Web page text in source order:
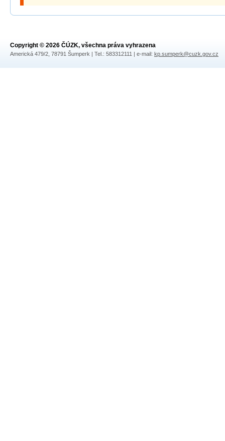
Copyright © 2026 ČÚZK, všechna práva vyhrazena
Americká 479/2, 78791 Šumperk | Tel.: 583312111 | e-mail: kp.sumperk@cuzk.gov.cz